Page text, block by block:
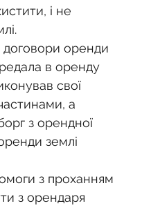
у воєнний час
і не
договори оренди
в оренду
свої
а
з орендної
землі
з проханням
з орендаря